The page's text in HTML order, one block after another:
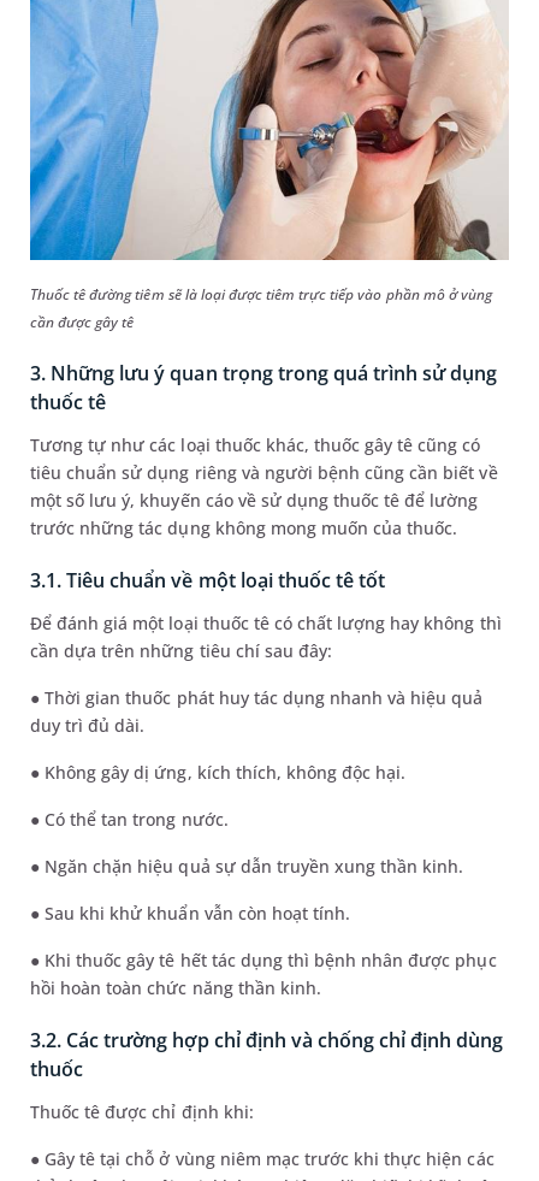
Thuốc tê đường tiêm sẽ là loại được tiêm trực tiếp vào phần mô ở vùng
cần được gây tê
3. Những lưu ý quan trọng trong quá trình sử dụng
thuốc tê
Tương tự như các loại thuốc khác, thuốc gây tê cũng có
tiêu chuẩn sử dụng riêng và người bệnh cũng cần biết về
một số lưu ý, khuyến cáo về sử dụng thuốc tê để lường
trước những tác dụng không mong muốn của thuốc.
3.1. Tiêu chuẩn về một loại thuốc tê tốt
Để đánh giá một loại thuốc tê có chất lượng hay không thì
cần dựa trên những tiêu chí sau đây:
● Thời gian thuốc phát huy tác dụng nhanh và hiệu quả
duy trì đủ dài.
● Không gây dị ứng, kích thích, không độc hại.
● Có thể tan trong nước.
● Ngăn chặn hiệu quả sự dẫn truyền xung thần kinh.
● Sau khi khử khuẩn vẫn còn hoạt tính.
● Khi thuốc gây tê hết tác dụng thì bệnh nhân được phục
hồi hoàn toàn chức năng thần kinh.
3.2. Các trường hợp chỉ định và chống chỉ định dùng
thuốc
Thuốc tê được chỉ định khi:
● Gây tê tại chỗ ở vùng niêm mạc trước khi thực hiện các